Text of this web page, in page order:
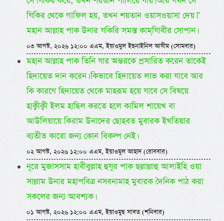
যিকির থেকে গাফিল হয়, তখন শয়তান ওয়াসওয়াসা দেয়।”
মহান আল্লাহ পাক উনার যকিরি সমস্ত কামযি়াবীর সোপান।
০৩ আগস্ট, ২০২৬ ১২:০০ এএম, ইয়াওমুল ইছনাইনিল আযীম (সোমবার)
মহান আল্লাহ পাক তিনি যার অন্তরকে প্রসারিত করেন তাকেই
হিদায়েত দান করেন। কিভাবে হিদায়েত লাভ করা যাবে আর
কি কারণে হিদায়েত থেকে মাহরূম হয়ে যাবে সে বিষয়ে
হাক্বীক্বী ইলম হাছিল করতে হলে কামিল শায়েখ বা
আউলিয়ায়ে কিরাম উনাদের ছোহবত মুবারক ইখতিয়ার
ব্যতীত কারো জন্য কোন বিকল্প নেই।
০২ আগস্ট, ২০২৬ ১২:০০ এএম, ইয়াওমুল আহাদ (রোববার)
নূরে মুজাসসাম হাবীবুল্লাহ হুযূর পাক ছল্লাল্লাহু আলাইহি ওয়া
সাল্লাম উনার মহাপবিত্র নসবনামাহ মুবারক দৈনিক পাঠ করা
সকলের জন্য আবশ্যক।
০১ আগস্ট, ২০২৬ ১২:০০ এএম, ইয়াওমুছ সাবত (শনিবার)